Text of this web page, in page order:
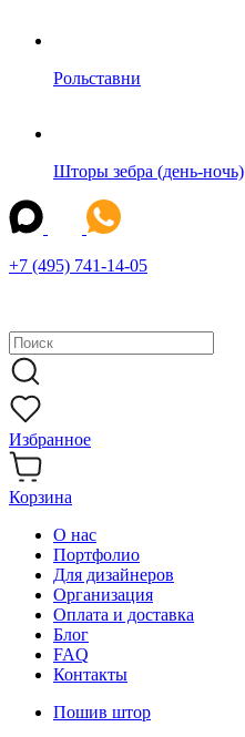
Рольставни
Шторы зебра (день-ночь)
+7 (495) 741-14-05
Избранное
Корзина
О нас
Портфолио
Для дизайнеров
Организация
Оплата и доставка
Блог
FAQ
Контакты
Пошив штор